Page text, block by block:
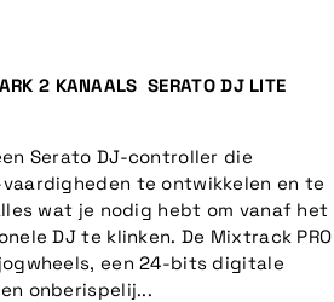
2 KANAALS SERATO DJ LITE
Serato DJ-controller die
te ontwikkelen en te
wat je nodig hebt om vanaf het
DJ te klinken. De Mixtrack PRO
een 24-bits digitale
onberispelij...